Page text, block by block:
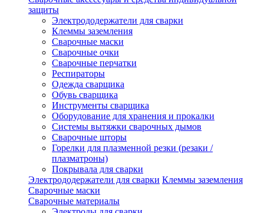
защиты
Электрододержатели для сварки
Клеммы заземления
Сварочные маски
Сварочные очки
Сварочные перчатки
Респираторы
Одежда сварщика
Обувь сварщика
Инструменты сварщика
Оборудование для хранения и прокалки
Системы вытяжки сварочных дымов
Сварочные шторы
Горелки для плазменной резки (резаки /
плазматроны)
Покрывала для сварки
Электрододержатели для сварки Клеммы заземления
Сварочные маски
Сварочные материалы